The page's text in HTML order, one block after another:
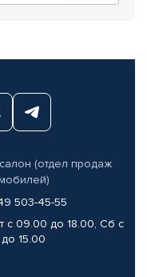
(отдел продаж
503-45-55
с 09.00 до 18.00, Сб с
15.00